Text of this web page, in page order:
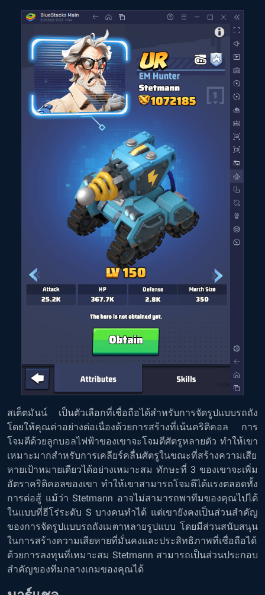
สเต็ตมันน์ เป็นตัวเลือกที่เชื่อถือได้สำหรับการจัดรูปแบบรถถัง
โดยให้คุณค่าอย่างต่อเนื่องด้วยการสร้างที่เน้นคริติคอล การ
โจมตีด้วยลูกบอลไฟฟ้าของเขาจะโจมตีศัตรูหลายตัว ทำให้เขา
เหมาะมากสำหรับการเคลียร์คลื่นศัตรูในขณะที่สร้างความเสีย
หายเป้าหมายเดียวได้อย่างเหมาะสม ทักษะที่ 3 ของเขาจะเพิ่ม
อัตราคริติคอลของเขา ทำให้เขาสามารถโจมตีได้แรงตลอดทั้ง
การต่อสู้ แม้ว่า Stetmann อาจไม่สามารถพาทีมของคุณไปได้
ในแบบที่ฮีโร่ระดับ S บางคนทำได้ แต่เขายังคงเป็นส่วนสำคัญ
ของการจัดรูปแบบรถถังเมตาหลายรูปแบบ โดยมีส่วนสนับสนุน
ในการสร้างความเสียหายที่มั่นคงและประสิทธิภาพที่เชื่อถือได้
ด้วยการลงทุนที่เหมาะสม Stetmann สามารถเป็นส่วนประกอบ
สำคัญของทีมกลางเกมของคุณได้